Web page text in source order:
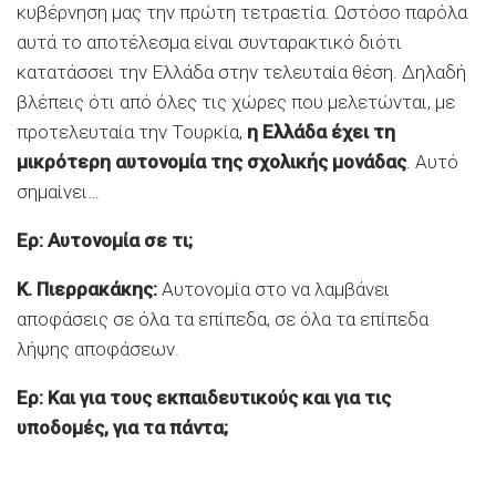
κυβέρνηση μας την πρώτη τετραετία. Ωστόσο παρόλα
αυτά το αποτέλεσμα είναι συνταρακτικό διότι
κατατάσσει την Ελλάδα στην τελευταία θέση. Δηλαδή
βλέπεις ότι από όλες τις χώρες που μελετώνται, με
προτελευταία την Τουρκία, η Ελλάδα έχει τη
μικρότερη αυτονομία της σχολικής μονάδας. Αυτό
σημαίνει…
Ερ: Αυτονομία σε τι;
Κ. Πιερρακάκης: Αυτονομία στο να λαμβάνει
αποφάσεις σε όλα τα επίπεδα, σε όλα τα επίπεδα
λήψης αποφάσεων.
Ερ: Και για τους εκπαιδευτικούς και για τις
υποδομές, για τα πάντα;